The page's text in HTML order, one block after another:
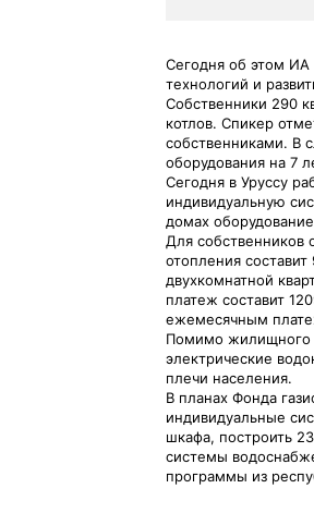
Сегодня об этом ИА
технологий и
Собственники 290
котлов. Спикер
собственниками. В
оборудования на 7
Сегодня в Уруссу
индивидуальную
домах
Для собственников
отопления
двухкомнатной
платеж составит
ежемесячным
Помимо жилищного
электрические
плечи населения.
В планах Фонда
индивидуальные
шкафа, построить
системы
программы из